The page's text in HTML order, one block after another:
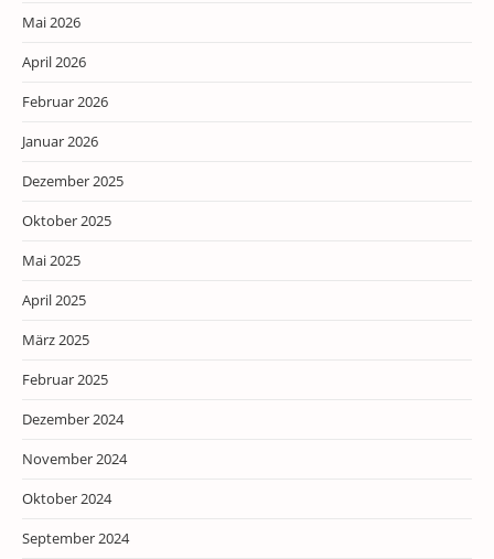
Mai 2026
April 2026
Februar 2026
Januar 2026
Dezember 2025
Oktober 2025
Mai 2025
April 2025
März 2025
Februar 2025
Dezember 2024
November 2024
Oktober 2024
September 2024